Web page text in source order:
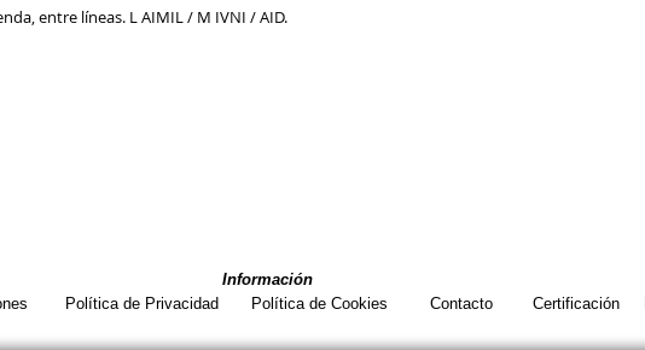
entre líneas. L AIMIL / M IVNI / AID.
Información
Política de Privacidad Política de Cookies Contacto Certificación